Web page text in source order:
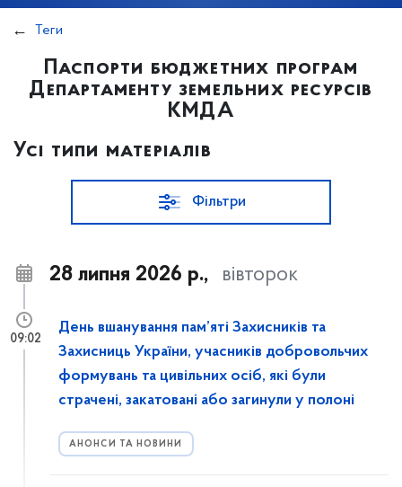
Теги
Паспорти бюджетних програм
Департаменту земельних ресурсів
КМДА
Усі типи матеріалів
Фільтри
28 липня 2026 р., вівторок
День вшанування пам’яті Захисників та
Захисниць України, учасників добровольчих
формувань та цивільних осіб, які були
страчені, закатовані або загинули у полоні
АНОНСИ ТА НОВИНИ
09:02